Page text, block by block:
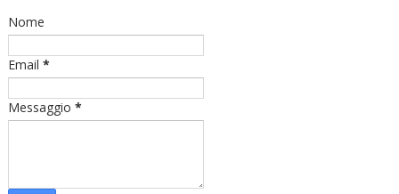
Nome
Email *
Messaggio *